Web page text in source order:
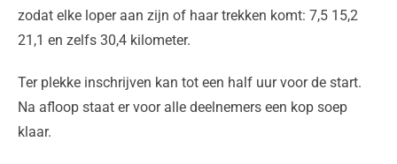
zodat elke loper aan zijn of haar trekken komt: 7,5 15,2
21,1 en zelfs 30,4 kilometer.
Ter plekke inschrijven kan tot een half uur voor de start.
Na afloop staat er voor alle deelnemers een kop soep
klaar.